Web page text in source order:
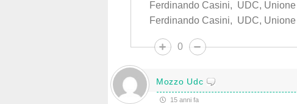
Ferdinando Casini, UDC,
Ferdinando Casini, UDC,
0
Mozzo Udc
15 anni fa